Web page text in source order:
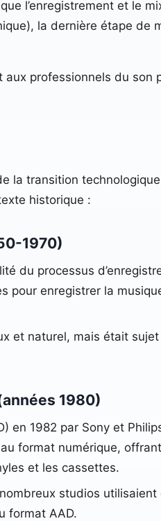
l’enregistrement et le
la dernière étape de
professionnels du
la transition
historique :
1970)
du processus
pour enregistrer la
et naturel, mais était
1980)
en 1982 par Sony et
format numérique,
et les cassettes.
studios
format AAD.